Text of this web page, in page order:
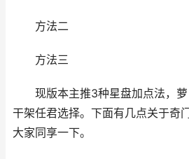
方法二
方法三
现版本主推3种星盘加点法，萝
干架任君选择。下面有几点关于奇
大家同享一下。